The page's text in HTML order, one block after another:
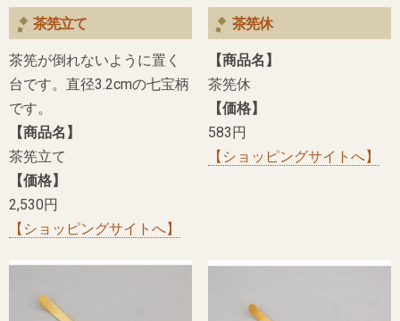
茶筅立て
茶筅が倒れないように置く
台です。直径3.2cmの七宝柄
です。
【商品名】
茶筅立て
【価格】
2,530円
【ショッピングサイトへ】
茶筅休
【商品名】
茶筅休
【価格】
583円
【ショッピングサイトへ】